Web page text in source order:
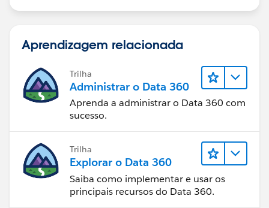
Aprendizagem relacionada
Trilha
Administrar o Data 360
Aprenda a administrar o Data 360 com
sucesso.
Trilha
Explorar o Data 360
Saiba como implementar e usar os
principais recursos do Data 360.